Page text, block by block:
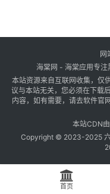
网
海棠网 - 海棠应用专注
本站资源来自互联网收集，仅
议与本站无关，您必须在下载
内容，如有需要，请去软件官
本站CDN由
Copyright © 2023-2025
首页